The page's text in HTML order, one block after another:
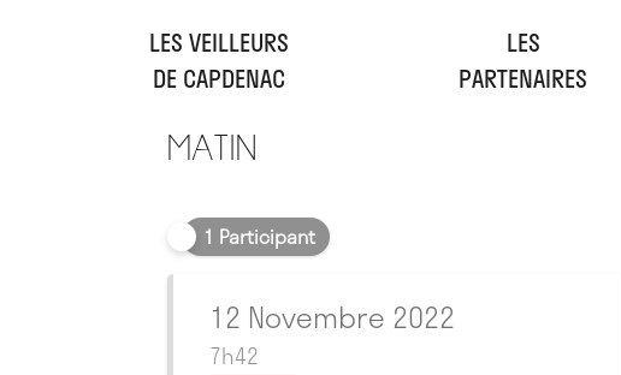
LES VEILLEURS
DE CAPDENAC
LES
PARTENAIRES
Matin
1 Participant
12 Novembre 2022
7h42